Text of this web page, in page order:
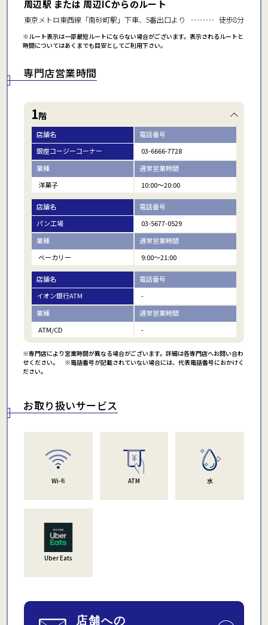
周辺駅 または 周辺ICからのルート
東京メトロ東西線「南砂町駅」下車、5番出口より 徒歩8分
※ルート表示は一部最短ルートにならない場合がございます。表示されるルートと
時間についてはあくまでも目安としてご利用下さい。
専門店営業時間
1階
店舗名
銀座コージーコーナー
業種
洋菓子
電話番号
03-6666-7728
通常営業時間
10:00～20:00
店舗名
パン工場
業種
ベーカリー
電話番号
03-5677-0529
通常営業時間
9:00～21:00
店舗名
イオン銀行ATM
業種
ATM/CD
電話番号
-
通常営業時間
-
※専門店により営業時間が異なる場合がございます。詳細は各専門店へお問い合わ
せください。 ※電話番号が記載されていない場合には、代表電話番号におかけく
ださい。
お取り扱いサービス
Wi-fi ATM 水
Uber Eats